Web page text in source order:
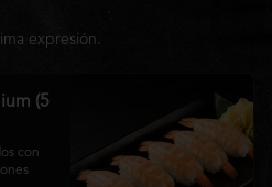
expresión.
(5
con